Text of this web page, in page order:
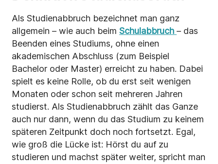
Als Studienabbruch bezeichnet man ganz
allgemein – wie auch beim Schulabbruch – das
Beenden eines Studiums, ohne einen
akademischen Abschluss (zum Beispiel
Bachelor oder Master) erreicht zu haben. Dabei
spielt es keine Rolle, ob du erst seit wenigen
Monaten oder schon seit mehreren Jahren
studierst. Als Studienabbruch zählt das Ganze
auch nur dann, wenn du das Studium zu keinem
späteren Zeitpunkt doch noch fortsetzt. Egal,
wie groß die Lücke ist: Hörst du auf zu
studieren und machst später weiter, spricht man